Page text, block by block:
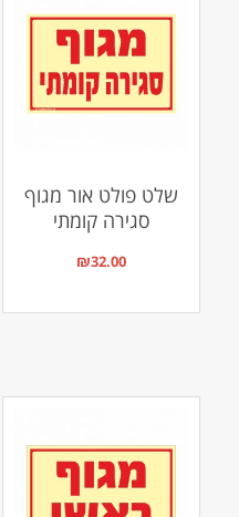
שלט פולט אור מגוף
סגירה קומתי
₪32.00